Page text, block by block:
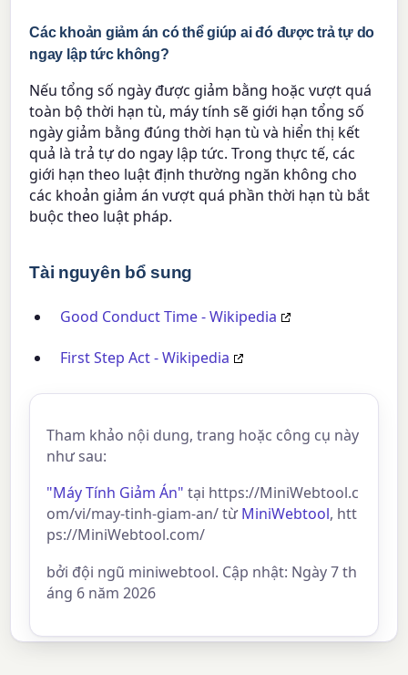
Các khoản giảm án có thể giúp ai đó được trả tự do
ngay lập tức không?
Nếu tổng số ngày được giảm bằng hoặc vượt quá
toàn bộ thời hạn tù, máy tính sẽ giới hạn tổng số
ngày giảm bằng đúng thời hạn tù và hiển thị kết
quả là trả tự do ngay lập tức. Trong thực tế, các
giới hạn theo luật định thường ngăn không cho
các khoản giảm án vượt quá phần thời hạn tù bắt
buộc theo luật pháp.
Tài nguyên bổ sung
Good Conduct Time - Wikipedia
First Step Act - Wikipedia
Tham khảo nội dung, trang hoặc công cụ này
như sau:
"Máy Tính Giảm Án" tại https://MiniWebtool.c
om/vi/may-tinh-giam-an/ từMiniWebtool, htt
ps://MiniWebtool.com/
bởi đội ngũ miniwebtool. Cập nhật: Ngày 7 th
áng 6 năm 2026